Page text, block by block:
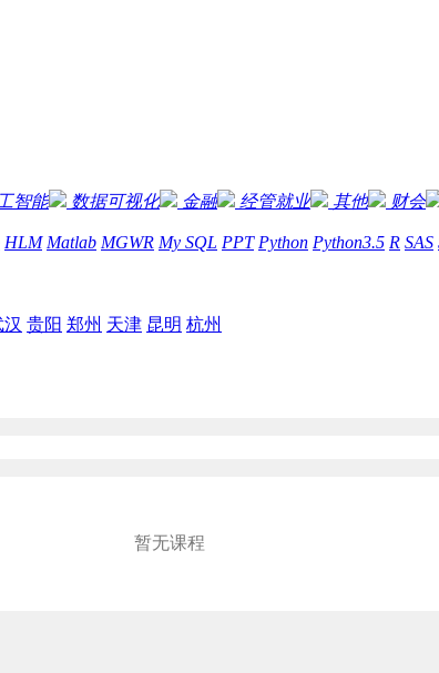
智能 数据可视化 金融 经管就业 其他 财会
HLM Matlab MGWR My SQL PPT Python Python3.5 R SAS
汉 贵阳 郑州 天津 昆明 杭州
暂无课程